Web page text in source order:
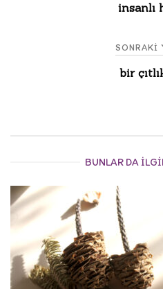
insanlı
SONRAKI
bir
BUNLAR DA